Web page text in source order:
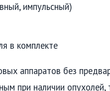
импульсный)
в комплекте
аппаратов без
при наличии опухолей,